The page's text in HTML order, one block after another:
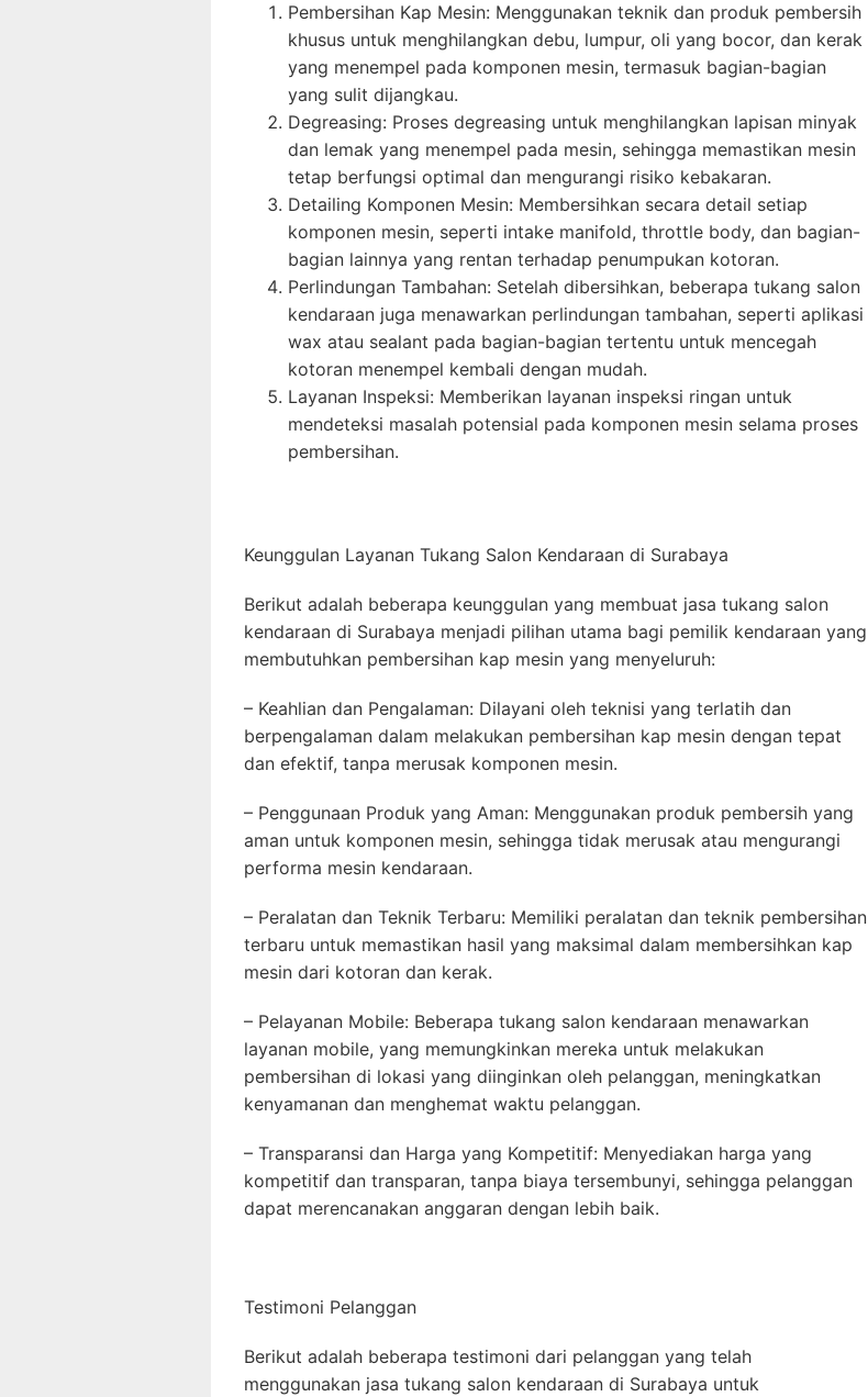
Pembersihan Kap Mesin: Menggunakan teknik dan produk pembersih
khusus untuk menghilangkan debu, lumpur, oli yang bocor, dan kerak
yang menempel pada komponen mesin, termasuk bagian-bagian
yang sulit dijangkau.
Degreasing: Proses degreasing untuk menghilangkan lapisan minyak
dan lemak yang menempel pada mesin, sehingga memastikan mesin
tetap berfungsi optimal dan mengurangi risiko kebakaran.
Detailing Komponen Mesin: Membersihkan secara detail setiap
komponen mesin, seperti intake manifold, throttle body, dan bagian-
bagian lainnya yang rentan terhadap penumpukan kotoran.
Perlindungan Tambahan: Setelah dibersihkan, beberapa tukang salon
kendaraan juga menawarkan perlindungan tambahan, seperti aplikasi
wax atau sealant pada bagian-bagian tertentu untuk mencegah
kotoran menempel kembali dengan mudah.
Layanan Inspeksi: Memberikan layanan inspeksi ringan untuk
mendeteksi masalah potensial pada komponen mesin selama proses
pembersihan.
Keunggulan Layanan Tukang Salon Kendaraan di Surabaya
Berikut adalah beberapa keunggulan yang membuat jasa tukang salon
kendaraan di Surabaya menjadi pilihan utama bagi pemilik kendaraan yang
membutuhkan pembersihan kap mesin yang menyeluruh:
– Keahlian dan Pengalaman: Dilayani oleh teknisi yang terlatih dan
berpengalaman dalam melakukan pembersihan kap mesin dengan tepat
dan efektif, tanpa merusak komponen mesin.
– Penggunaan Produk yang Aman: Menggunakan produk pembersih yang
aman untuk komponen mesin, sehingga tidak merusak atau mengurangi
performa mesin kendaraan.
– Peralatan dan Teknik Terbaru: Memiliki peralatan dan teknik pembersihan
terbaru untuk memastikan hasil yang maksimal dalam membersihkan kap
mesin dari kotoran dan kerak.
– Pelayanan Mobile: Beberapa tukang salon kendaraan menawarkan
layanan mobile, yang memungkinkan mereka untuk melakukan
pembersihan di lokasi yang diinginkan oleh pelanggan, meningkatkan
kenyamanan dan menghemat waktu pelanggan.
– Transparansi dan Harga yang Kompetitif: Menyediakan harga yang
kompetitif dan transparan, tanpa biaya tersembunyi, sehingga pelanggan
dapat merencanakan anggaran dengan lebih baik.
Testimoni Pelanggan
Berikut adalah beberapa testimoni dari pelanggan yang telah
menggunakan jasa tukang salon kendaraan di Surabaya untuk